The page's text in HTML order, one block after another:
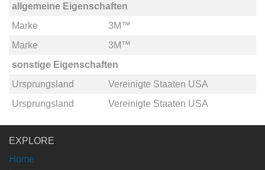
allgemeine Eigenschaften
Marke
3M™
Marke
3M™
sonstige Eigenschaften
Ursprungsland
Vereinigte Staaten USA
Ursprungsland
Vereinigte Staaten USA
EXPLORE
Home